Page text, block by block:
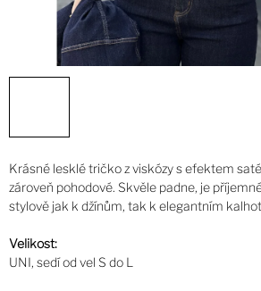
Krásné lesklé tričko z viskózy s efektem
zároveň pohodové. Skvěle padne, je
stylově jak k džínům, tak k elegantním
Velikost:
UNI, sedí od vel S do L